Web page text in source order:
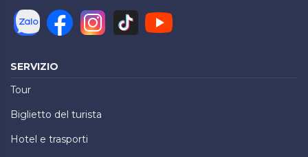
SERVIZIO
Tour
Biglietto del turista
Hotel e trasporti